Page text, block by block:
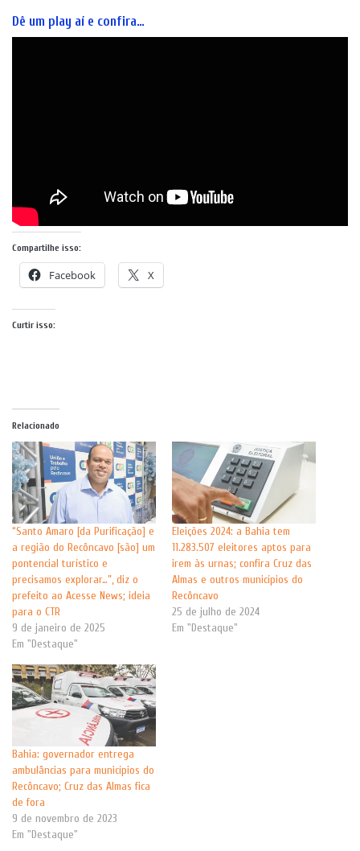
Dê um play aí e confira…
Compartilhe isso:
Facebook X
Curtir isso:
Relacionado
“Santo Amaro [da Purificação] e
a região do Recôncavo [são] um
pontencial turístico e
precisamos explorar…”, diz o
prefeito ao Acesse News; ideia
para o CTR
9 de janeiro de 2025
Em "Destaque"
Eleições 2024: a Bahia tem
11.283.507 eleitores aptos para
irem às urnas; confira Cruz das
Almas e outros municípios do
Recôncavo
25 de julho de 2024
Em "Destaque"
Bahia: governador entrega
ambulâncias para municípios do
Recôncavo; Cruz das Almas fica
de fora
9 de novembro de 2023
Em "Destaque"